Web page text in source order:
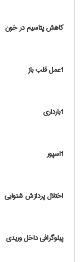
کاهش پتاسیم در خون
1عمل قلب باز
1بارداری
1اسپور
اختلال پردازش شنوایی
پیلوگرافی داخل وریدی